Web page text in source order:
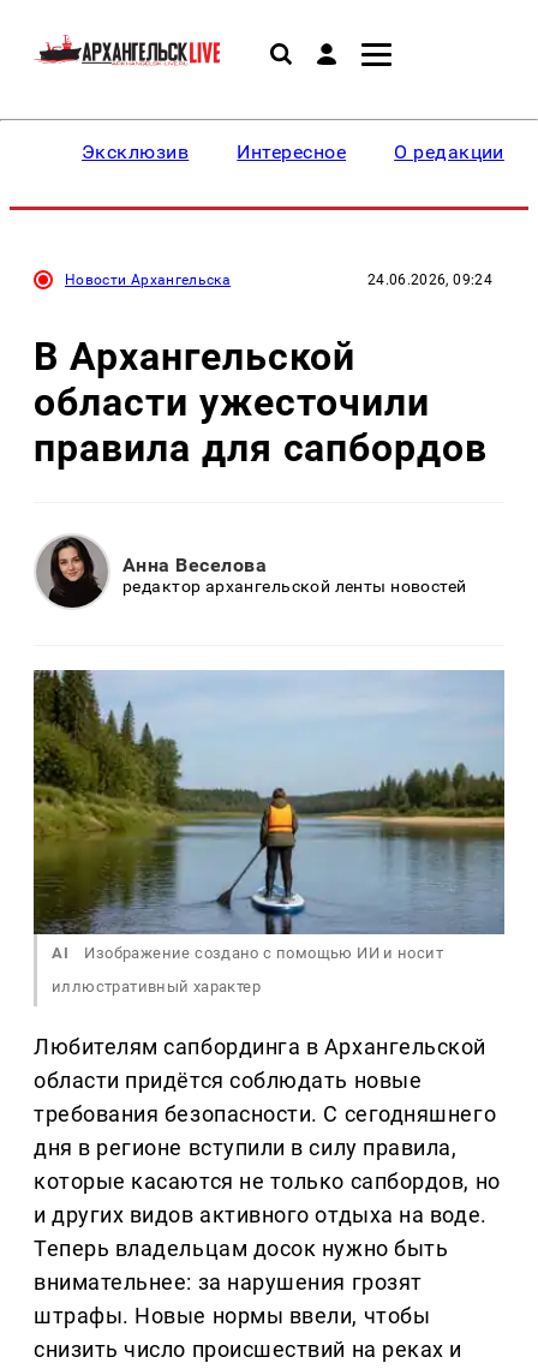
Эксклюзив Интересное О редакции
Новости Архангельска 24.06.2026, 09:24
В Архангельской
области ужесточили
правила для сапбордов
Анна Веселова
редактор архангельской ленты новостей
AI
Изображение создано с помощью ИИ и носит
иллюстративный характер
Любителям сапбординга в Архангельской
области придётся соблюдать новые
требования безопасности. С сегодняшнего
дня в регионе вступили в силу правила,
которые касаются не только сапбордов, но
и других видов активного отдыха на воде.
Теперь владельцам досок нужно быть
внимательнее: за нарушения грозят
штрафы. Новые нормы ввели, чтобы
снизить число происшествий на реках и